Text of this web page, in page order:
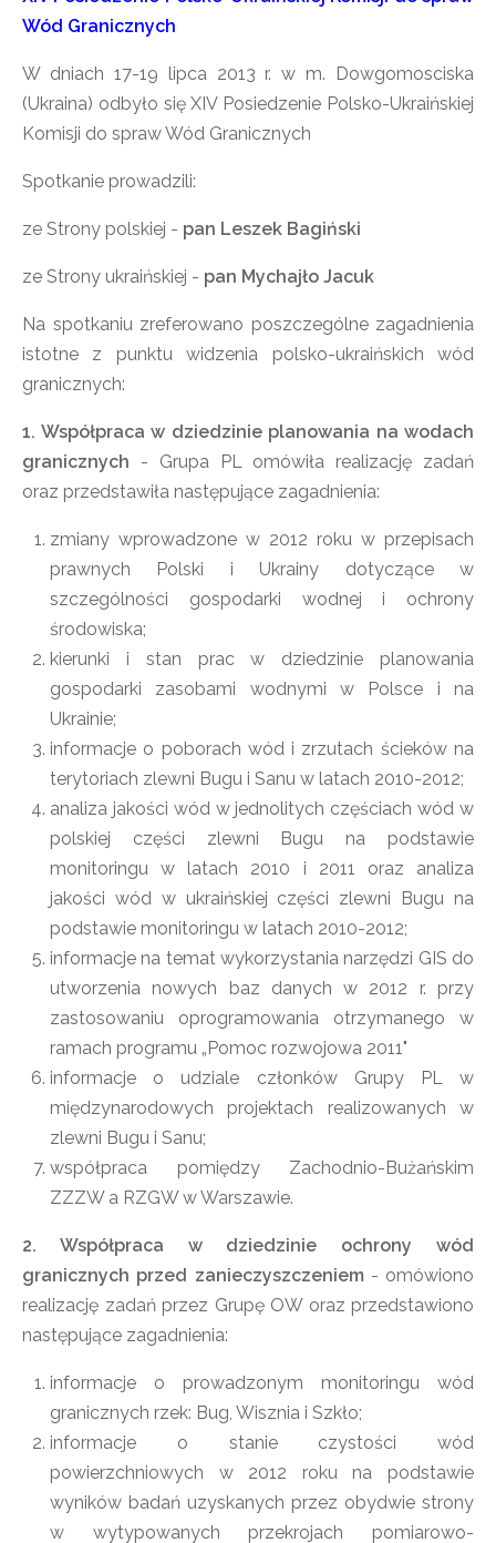
Wód Granicznych
W dniach 17-19 lipca 2013 r. w m. Dowgomosciska
(Ukraina) odbyło się XIV Posiedzenie Polsko-Ukraińskiej
Komisji do spraw Wód Granicznych
Spotkanie prowadzili:
ze Strony polskiej - pan Leszek Bagiński
ze Strony ukraińskiej - pan Mychajło Jacuk
Na spotkaniu zreferowano poszczególne zagadnienia
istotne z punktu widzenia polsko-ukraińskich wód
granicznych:
1. Współpraca w dziedzinie planowania na wodach
granicznych - Grupa PL omówiła realizację zadań
oraz przedstawiła następujące zagadnienia:
zmiany wprowadzone w 2012 roku w przepisach
prawnych Polski i Ukrainy dotyczące w
szczególności gospodarki wodnej i ochrony
środowiska;
kierunki i stan prac w dziedzinie planowania
gospodarki zasobami wodnymi w Polsce i na
Ukrainie;
informacje o poborach wód i zrzutach ścieków na
terytoriach zlewni Bugu i Sanu w latach 2010-2012;
analiza jakości wód w jednolitych częściach wód w
polskiej części zlewni Bugu na podstawie
monitoringu w latach 2010 i 2011 oraz analiza
jakości wód w ukraińskiej części zlewni Bugu na
podstawie monitoringu w latach 2010-2012;
informacje na temat wykorzystania narzędzi GIS do
utworzenia nowych baz danych w 2012 r. przy
zastosowaniu oprogramowania otrzymanego w
ramach programu „Pomoc rozwojowa 2011"
informacje o udziale członków Grupy PL w
międzynarodowych projektach realizowanych w
zlewni Bugu i Sanu;
współpraca pomiędzy Zachodnio-Bużańskim
ZZZW a RZGW w Warszawie.
2. Współpraca w dziedzinie ochrony wód
granicznych przed zanieczyszczeniem- omówiono
realizację zadań przez Grupę OW oraz przedstawiono
następujące zagadnienia:
informacje o prowadzonym monitoringu wód
granicznych rzek: Bug, Wisznia i Szkło;
informacje o stanie czystości wód
powierzchniowych w 2012 roku na podstawie
wyników badań uzyskanych przez obydwie strony
w wytypowanych przekrojach pomiarowo-